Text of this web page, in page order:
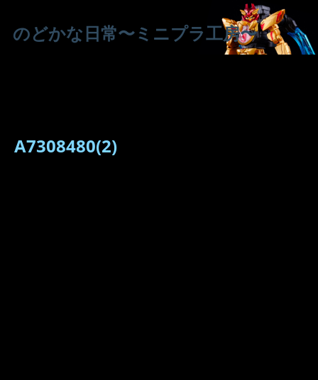
のどかな日常〜ミニプラ工房〜
A7308480(2)